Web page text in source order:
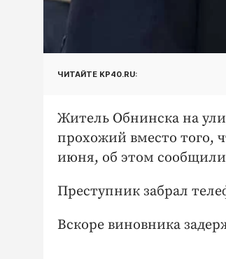
ЧИТАЙТЕ KP40.RU:
Житель Обнинска на
прохожий вместо того,
июня, об этом
Преступник забрал
Вскоре виновника